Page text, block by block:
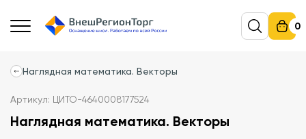
0
Наглядная математика. Векторы
Артикул: ЦИТО-4640008177524
Наглядная математика. Векторы